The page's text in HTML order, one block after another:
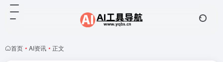
首页 • AI资讯 • 正文